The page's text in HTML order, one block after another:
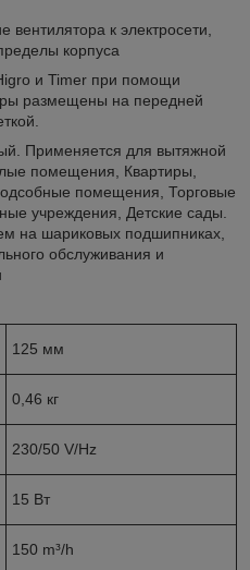
к электросети,
корпуса
и Timer при помощи
размещены на передней
Применяется для вытяжной
помещения, Квартиры,
помещения, Торговые
учреждения, Детские сады.
на шариковых подшипниках,
обслуживания и
125 мм
0,46 кг
230/50 V/Hz
15 Вт
150 m³/h